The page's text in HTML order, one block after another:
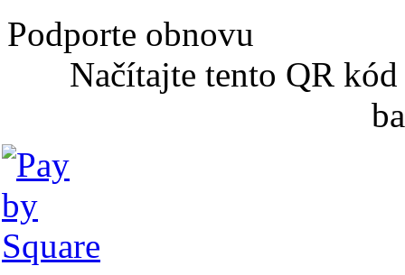
Podporte obnovu
Načítajte tento QR